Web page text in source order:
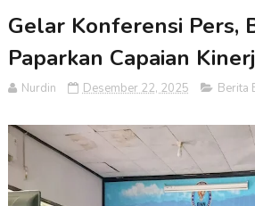
Gelar Konferensi Pers,
Paparkan Capaian
Nurdin Desember 22, 2025 Berita